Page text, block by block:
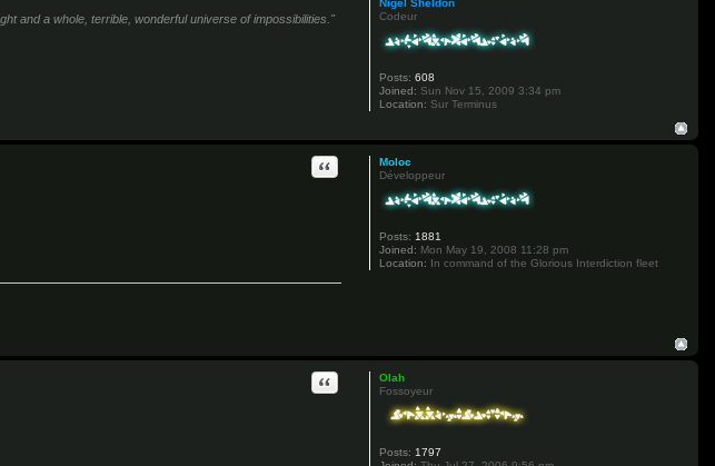
Nigel Sheldon
Codeur
Posts: 608
Joined: Sun Nov 15, 2009 3:34 pm
Location: Sur Terminus
and a whole, terrible, wonderful universe of impossibilities."
Moloc
Développeur
Posts: 1881
Joined: Mon May 19, 2008 11:28 pm
Location: In command of the Glorious Interdiction fleet
Quote
Olah
Fossoyeur
Posts: 1797
Quote